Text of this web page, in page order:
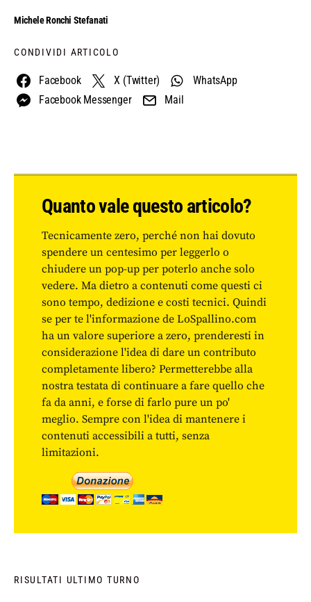
Michele Ronchi Stefanati
CONDIVIDI ARTICOLO
Facebook X (Twitter)
WhatsApp
Facebook Messenger
Mail
Quanto vale questo articolo?
Tecnicamente zero, perché non hai dovuto
spendere un centesimo per leggerlo o
chiudere un pop-up per poterlo anche solo
vedere. Ma dietro a contenuti come questi ci
sono tempo, dedizione e costi tecnici. Quindi
se per te l'informazione de LoSpallino.com
ha un valore superiore a zero, prenderesti in
considerazione l'idea di dare un contributo
completamente libero? Permetterebbe alla
nostra testata di continuare a fare quello che
fa da anni, e forse di farlo pure un po'
meglio. Sempre con l'idea di mantenere i
contenuti accessibili a tutti, senza
limitazioni.
RISULTATI ULTIMO TURNO